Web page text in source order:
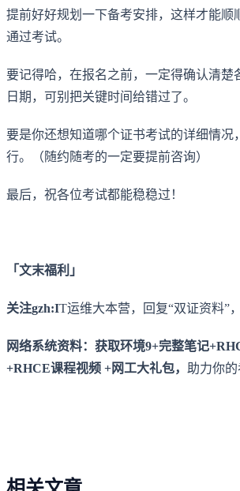
提前好好规划一下备考安排，这样才能顺
通过考试。
要记得哈，在报名之前，一定得确认清楚
日期，可别把关键时间给错过了。
要是你还想知道哪个证书考试的详细情况
行。（随约随考的一定要提前咨询）
最后，祝各位考试都能稳稳过！
「文末福利」
关注gzh:IT运维大本营，回复“双证资料”
网络系统资料：获取环境9+完整笔记
+RHCE课程视频 +网工大礼包， 助力你